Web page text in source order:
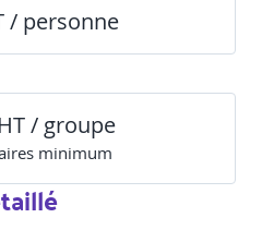
/ personne
/ groupe
s minimum